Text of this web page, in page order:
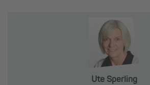
Ute Sperling